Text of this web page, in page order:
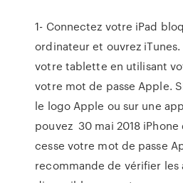
1- Connectez votre iPad
ordinateur et ouvrez
votre tablette en utilisant
votre mot de passe Apple.
le logo Apple ou sur une
pouvez 30 mai 2018 iPhone
cesse votre mot de passe
recommande de vérifier les